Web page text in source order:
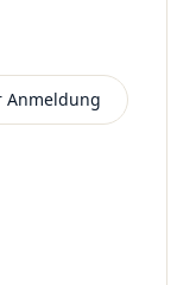
Anmeldung